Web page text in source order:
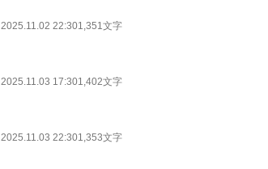
2025.11.02 22:301,351文字
2025.11.03 17:301,402文字
2025.11.03 22:301,353文字